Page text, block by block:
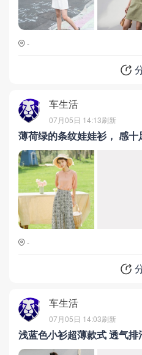
-
车生活
07月05日 14:13刷新
薄荷绿的条纹娃娃衫， 感
-
车生活
07月05日 14:03刷新
浅蓝色小衫超薄款式 透气